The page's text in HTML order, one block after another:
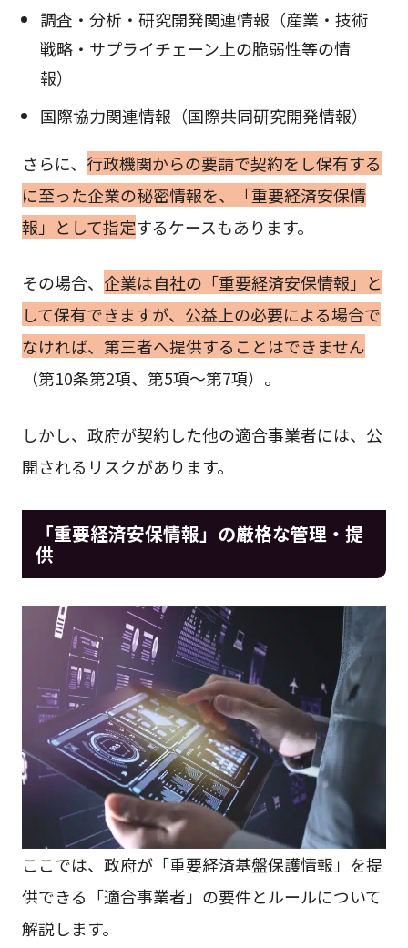
調査・分析・研究開発関連情報（産業・技術
戦略・サプライチェーン上の脆弱性等の情
報）
国際協力関連情報（国際共同研究開発情報）
さらに、 行政機関からの要請で契約をし保有する
に至った企業の秘密情報を、「重要経済安保情
報」として指定するケースもあります。
その場合、 企業は自社の「重要経済安保情報」と
して保有できますが、公益上の必要による場合で
なければ、第三者へ提供することはできません
（第10条第2項、第5項～第7項）。
しかし、政府が契約した他の適合事業者には、公
開されるリスクがあります。
「重要経済安保情報」の厳格な管理・提
供
ここでは、政府が「重要経済基盤保護情報」を提
供できる「適合事業者」の要件とルールについて
解説します。